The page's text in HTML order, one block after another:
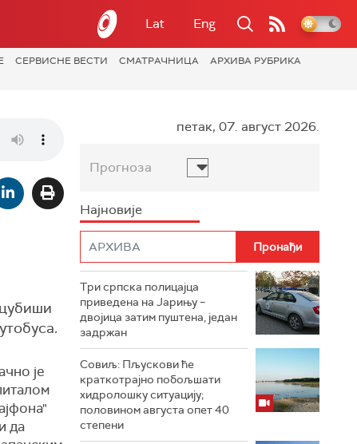
Lat Eng
СЕРВИСНЕ ВЕСТИ СМАТРАЧНИЦА
АРХИВА РУБРИКА
је
да
петак, 07. август 2026.
Прогноза
Најновије
Три српска полицајца
приведена на Јарињу –
двојица затим пуштена, један
задржан
Совиљ: Пљускови ће
краткотрајно побољшати
хидролошку ситуацију;
половином августа опет 40
степени